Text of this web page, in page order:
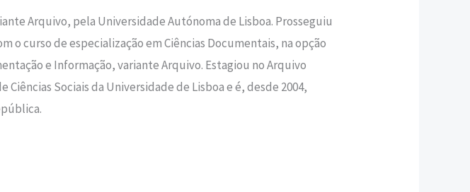
Arquivo, pela Universidade Autónoma de Lisboa. Prosseguiu
o curso de especialização em Ciências Documentais, na opção
e Informação, variante Arquivo. Estagiou no Arquivo
Sociais da Universidade de Lisboa e é, desde 2004,